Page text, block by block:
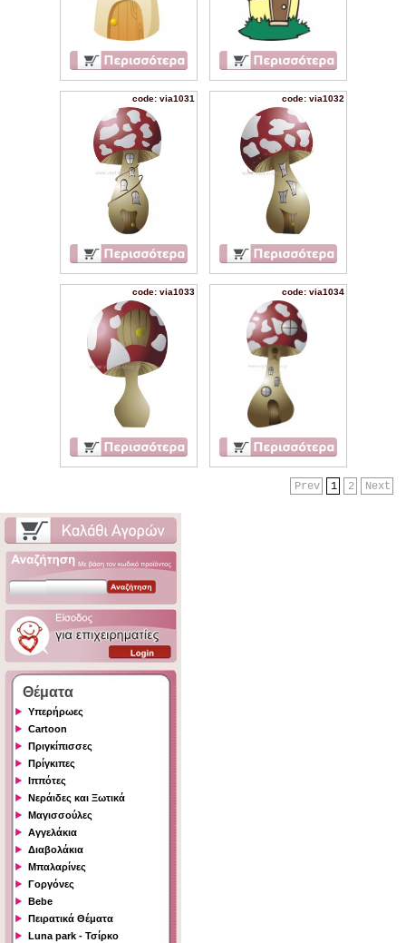
code: via1031 code: via1032
code: via1033 code: via1034
Next
2
1
Prev
Θέματα
Υπερήρωες
Cartoon
Πριγκίπισσες
Πρίγκιπες
Ιππότες
Νεράιδες και Ξωτικά
Μαγισσούλες
Αγγελάκια
Διαβολάκια
Μπαλαρίνες
Γοργόνες
Bebe
Πειρατικά Θέματα
Luna park - Τσίρκο